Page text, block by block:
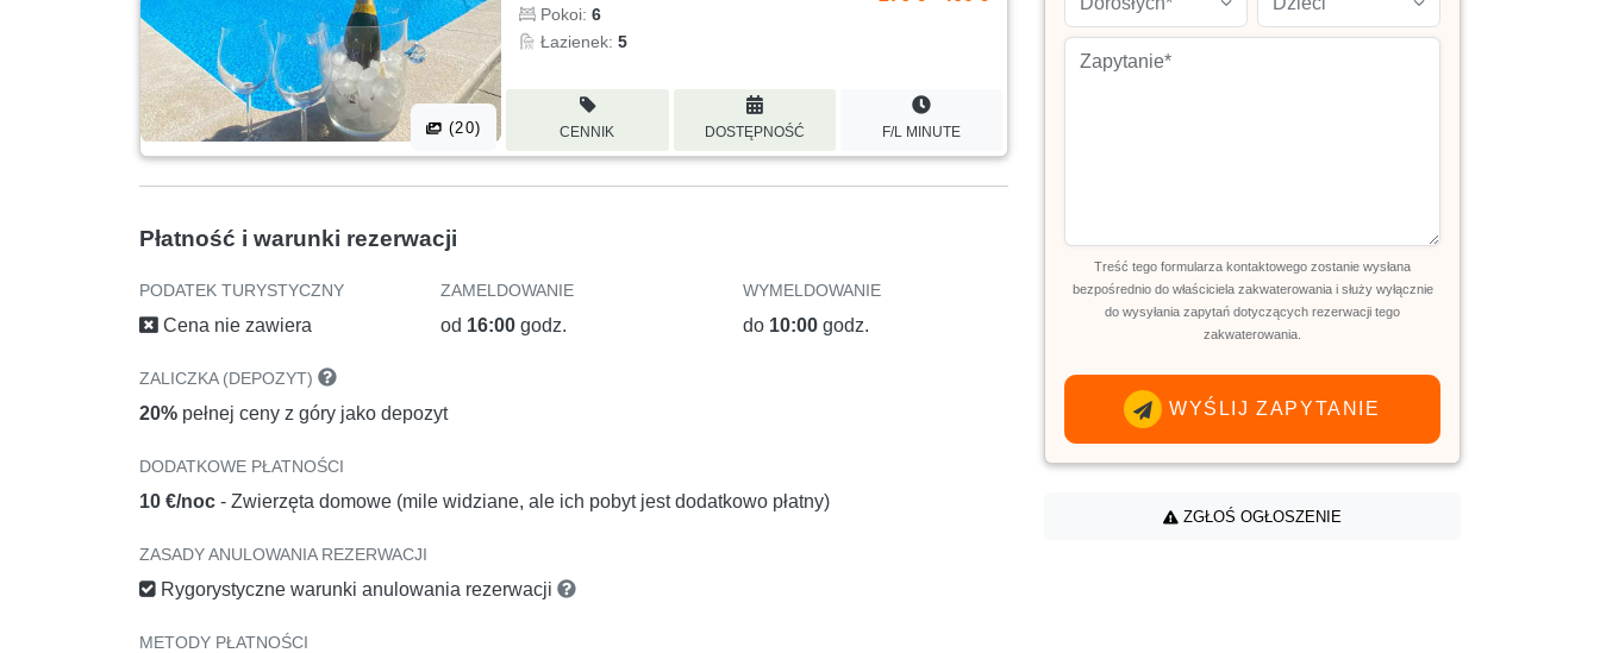
(20)
Pokoi:6
Łazienek:5
CENNIK DOSTĘPNOŚĆ F/L MINUTE
Płatność i warunki rezerwacji
PODATEK TURYSTYCZNY
Cena nie zawiera
ZAMELDOWANIE
od 16:00 godz.
WYMELDOWANIE
do 10:00godz.
ZALICZKA (DEPOZYT)
20% pełnej ceny z góry jako depozyt
DODATKOWE PŁATNOŚCI
10 €/noc - Zwierzęta domowe (mile widziane, ale ich pobyt jest dodatkowo płatny)
ZASADY ANULOWANIA REZERWACJI
Rygorystyczne warunki anulowania rezerwacji
METODY PŁATNOŚCI
Treść tego formularza kontaktowego zostanie wysłana
bezpośrednio do właściciela zakwaterowania i służy wyłącznie
do wysyłania zapytań dotyczących rezerwacji tego
zakwaterowania.
WYŚLIJ ZAPYTANIE
ZGŁOŚ OGŁOSZENIE